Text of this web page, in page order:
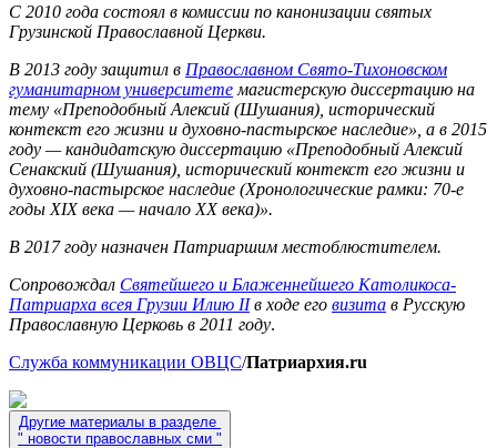
С 2010 года состоял в комиссии по канонизации святых
Грузинской Православной Церкви.
В 2013 году защитил в Православном Свято-Тихоновском
гуманитарном университете магистерскую диссертацию на
тему «Преподобный Алексий (Шушания), исторический
контекст его жизни и духовно-пастырское наследие», а в 2015
году — кандидатскую диссертацию «Преподобный Алексий
Сенакский (Шушания), исторический контекст его жизни и
духовно-пастырское наследие (Хронологические рамки: 70-е
годы XIX века — начало XX века)».
В 2017 году назначен Патриаршим местоблюстителем.
Сопровождал Святейшего и Блаженнейшего Католикоса-
Патриарха всея Грузии Илию IIв ходе его визита в Русскую
Православную Церковь в 2011 году.
Служба коммуникации ОВЦС/Патриархия.ru
Другие материалы в разделе
" новости православных сми "